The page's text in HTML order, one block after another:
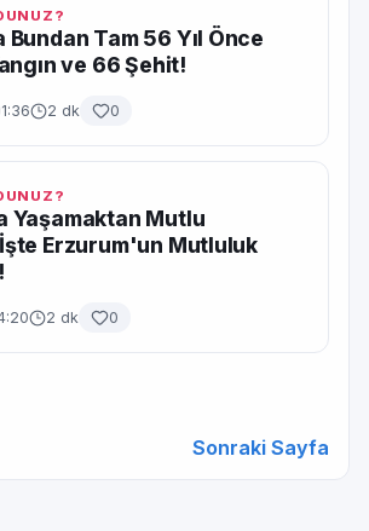
Bundan Tam 56 Yıl Önce
ve 66 Şehit!
2 dk 0
Yaşamaktan Mutlu
Erzurum'un Mutluluk
2 dk 0
Sonraki Sayfa